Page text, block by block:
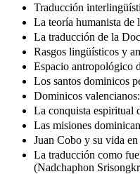
Traducción
La teoría humanista de
La traducción de la
Rasgos lingüísticos y
Espacio antropológico
Los santos dominicos
Dominicos
La conquista espiritual
Las misiones
Juan Cobo y su vida
La traducción como
(Nadchaphon